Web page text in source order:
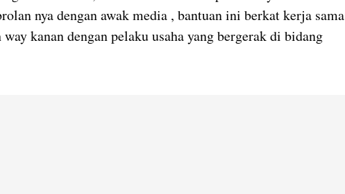
nya dengan awak media , bantuan ini berkat kerja sama
kanan dengan pelaku usaha yang bergerak di bidang